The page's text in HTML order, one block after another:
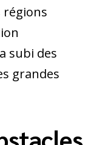
régions
subi des
grandes